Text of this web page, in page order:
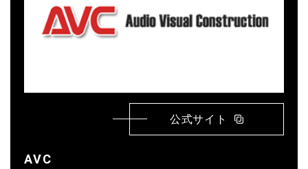
公式サイト
AVC